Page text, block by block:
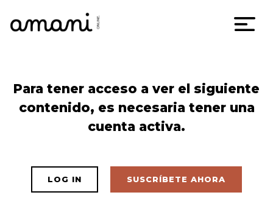
Skip
content
Para tener acceso a ver el siguiente
contenido, es necesaria tener una
cuenta activa.
LOG IN SUSCRÍBETE AHORA